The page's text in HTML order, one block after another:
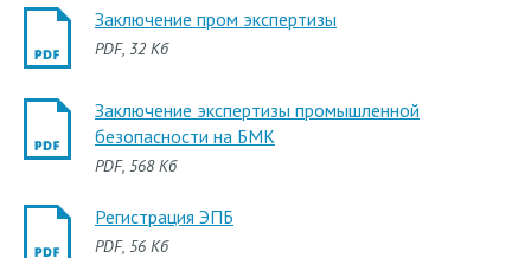
Заключение пром экспертизы
PDF, 32 Кб
Заключение экспертизы промышленной
безопасности на БМК
PDF, 568 Кб
Регистрация ЭПБ
PDF, 56 Кб